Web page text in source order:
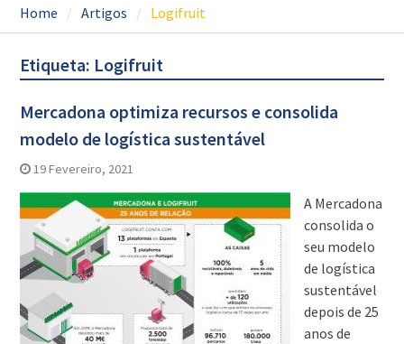
Home Artigos Logifruit
Etiqueta: Logifruit
Mercadona optimiza recursos e consolida
modelo de logística sustentável
19 Fevereiro, 2021
A Mercadona
consolida o
seu modelo
de logística
sustentável
depois de 25
anos de